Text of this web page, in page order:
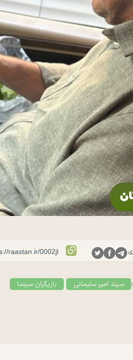
سپند امیر سلیمانی بازیگران سینما